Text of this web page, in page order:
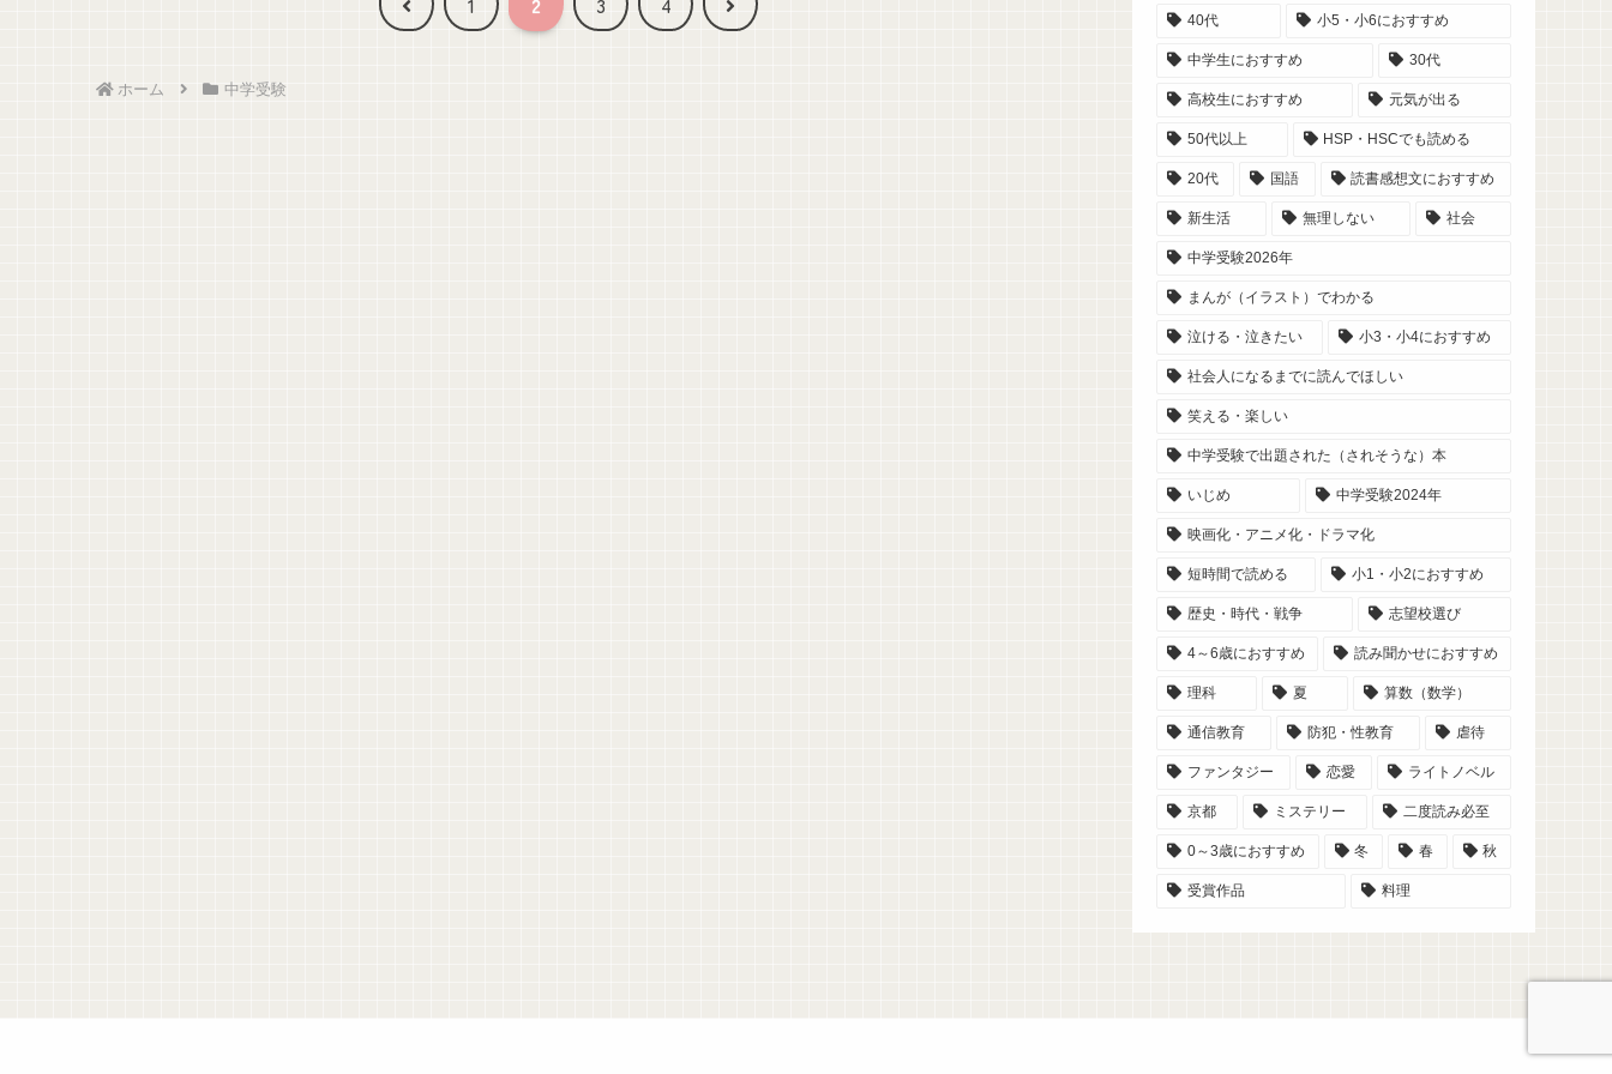
ホーム 中学受験
40代 小5・小6におすすめ
中学生におすすめ 30代
高校生におすすめ 元気が出る
50代以上 HSP・HSCでも読める
20代 国語 読書感想文におすすめ
新生活 無理しない 社会
中学受験2026年
まんが（イラスト）でわかる
泣ける・泣きたい 小3・小4におすすめ
社会人になるまでに読んでほしい
笑える・楽しい
中学受験で出題された（されそうな）本
いじめ 中学受験2024年
映画化・アニメ化・ドラマ化
短時間で読める 小1・小2におすすめ
歴史・時代・戦争 志望校選び
4～6歳におすすめ 読み聞かせにおすすめ
理科 夏 算数（数学）
通信教育 防犯・性教育 虐待
ファンタジー 恋愛 ライトノベル
京都 ミステリー 二度読み必至
0～3歳におすすめ 冬 春 秋
受賞作品 料理